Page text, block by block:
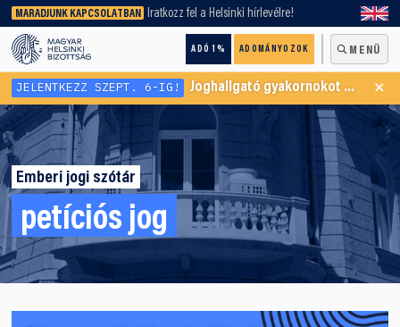
MARADJUNK KAPCSOLATBAN Iratkozz fel a Helsinki hírlevélre!
ADÓ 1% ADOMÁNYOZOK MENÜ
keresőnket!
JELENTKEZZ SZEPT. 6-IG! Joghallgató gyakornokot keresünk Menekültügyi Programunkba ×
Emberi jogi szótár
petíciós jog